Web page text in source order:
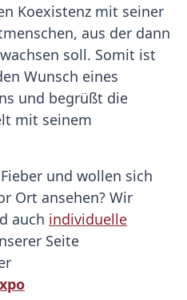
Koexistenz mit seiner
aus der dann
soll. Somit ist
Wunsch eines
und begrüßt die
mit seinem
und wollen sich
Ort ansehen? Wir
auch individuelle
Seite